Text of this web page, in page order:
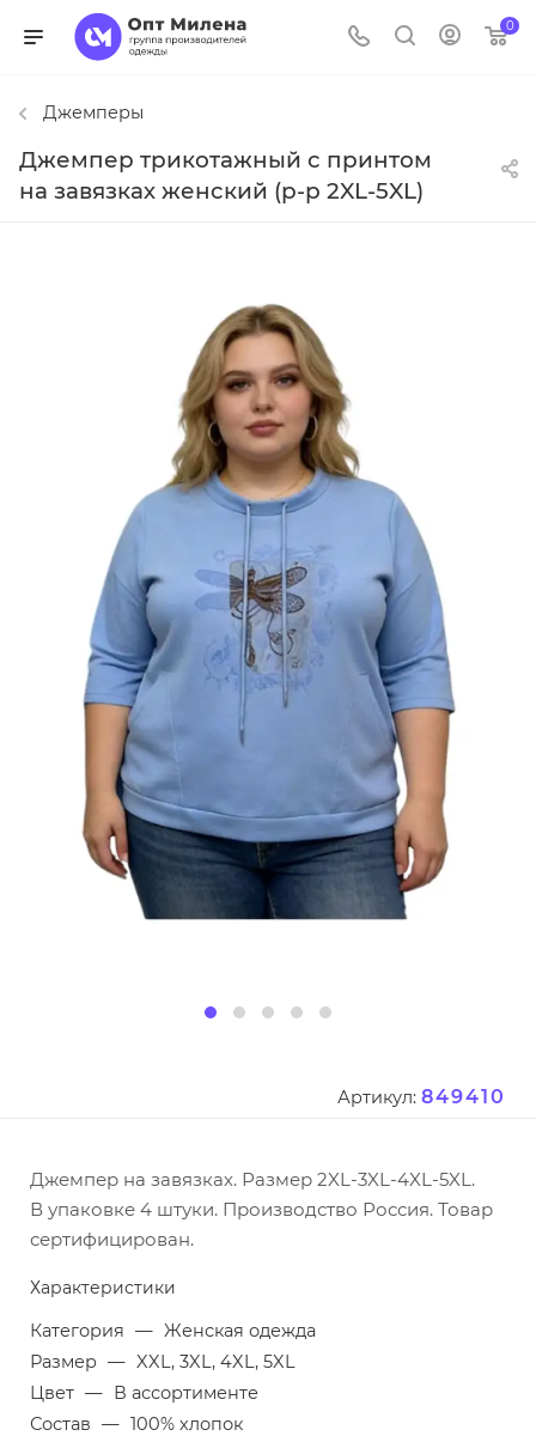
0
Джемперы
Джемпер трикотажный с принтом
на завязках женский (р-р 2XL-5XL)
Артикул: 849410
Джемпер на завязках. Размер 2XL-3XL-4XL-5XL.
В упаковке 4 штуки. Производство Россия. Товар
сертифицирован.
Характеристики
Категория — Женская одежда
Размер — XXL, 3XL, 4XL, 5XL
Цвет — В ассортименте
Состав — 100% хлопок